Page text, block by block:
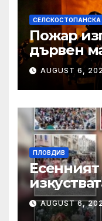
СЕЛСКОСТОПАНСКА
Пожар
дървен
AUGUST 6,
ПЛОВДИВ
Есенният
завеса в
културна
AUGUST 6,